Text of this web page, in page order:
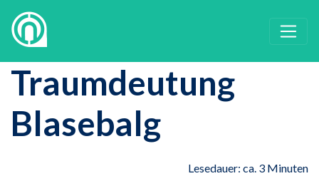
Traumdeutung
Blasebalg
Lesedauer: ca. 3 Minuten